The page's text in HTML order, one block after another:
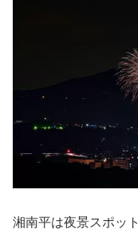
湘南平は夜景スポッ